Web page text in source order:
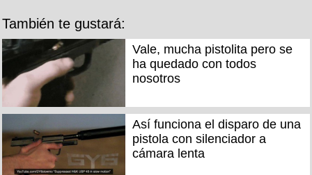
También te gustará:
Vale, mucha pistolita pero se
ha quedado con todos
nosotros
Así funciona el disparo de una
pistola con silenciador a
cámara lenta